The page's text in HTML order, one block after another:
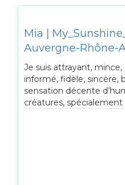
Mia |
Auvergne-Rhône-
Je suis attrayant,
informé, fidèle, sincère,
sensation décente
créatures, spécialement